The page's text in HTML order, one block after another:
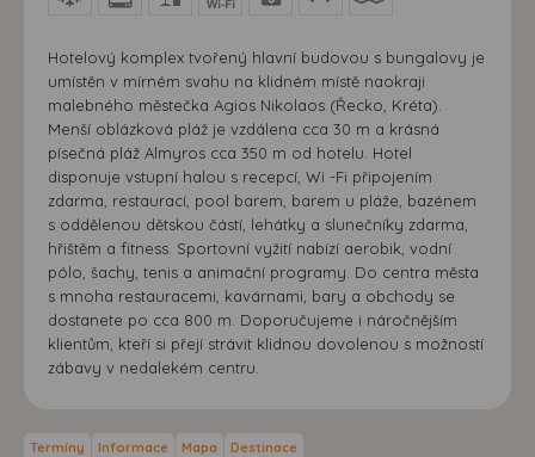
Hotelový komplex tvořený hlavní budovou s bungalovy je
umístěn v mírném svahu na klidném místě naokraji
malebného městečka Agios Nikolaos (Řecko, Kréta).
Menší oblázková pláž je vzdálena cca 30 m a krásná
písečná pláž Almyros cca 350 m od hotelu. Hotel
disponuje vstupní halou s recepcí, Wi -Fi připojením
zdarma, restaurací, pool barem, barem u pláže, bazénem
s oddělenou dětskou částí, lehátky a slunečníky zdarma,
hřištěm a fitness. Sportovní vyžití nabízí aerobik, vodní
pólo, šachy, tenis a animační programy. Do centra města
s mnoha restauracemi, kavárnami, bary a obchody se
dostanete po cca 800 m. Doporučujeme i náročnějším
klientům, kteří si přejí strávit klidnou dovolenou s možností
zábavy v nedalekém centru.
Termíny Informace Mapa Destinace